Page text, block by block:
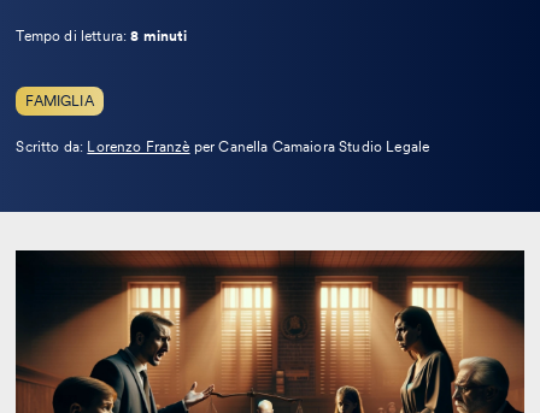
Tempo di lettura:8 minuti
FAMIGLIA
Scritto da: Lorenzo FranzèLeggi
per Canella Camaiora Studio Legale